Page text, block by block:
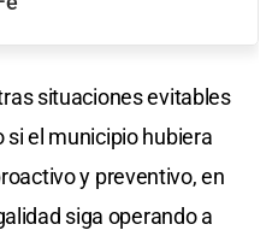
situaciones evitables
si el municipio hubiera
y preventivo, en
siga operando a